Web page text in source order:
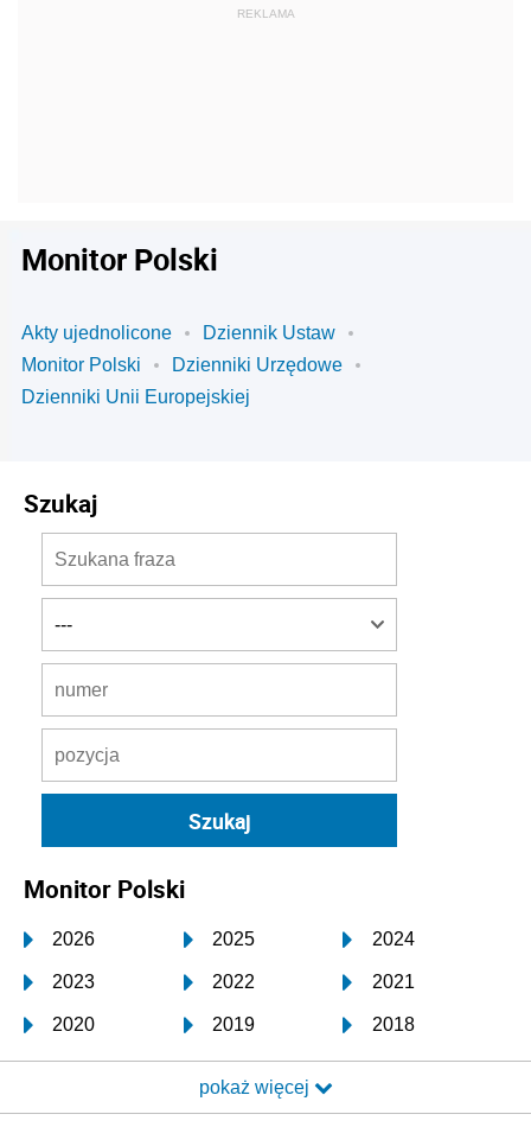
Monitor Polski
Akty ujednolicone
Dziennik Ustaw
Monitor Polski
Dzienniki Urzędowe
Dzienniki Unii Europejskiej
Szukaj
Monitor Polski
2026 2025 2024
2023 2022 2021
2020 2019 2018
2017 2016 2015
2014 2013 2012
pokaż więcej